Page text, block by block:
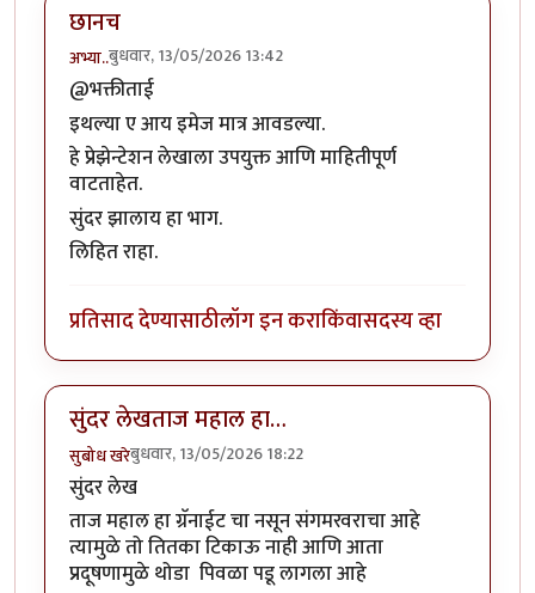
छानच
अभ्या..बुधवार, 13/05/2026 13:42
@भक्तीताई
इथल्या ए आय इमेज मात्र आवडल्या.
हे प्रेझेन्टेशन लेखाला उपयुक्त आणि माहितीपूर्ण
वाटताहेत.
सुंदर झालाय हा भाग.
लिहित राहा.
प्रतिसाद देण्यासाठीलॉग इन कराकिंवासदस्य व्हा
सुंदर लेखताज महाल हा…
सुबोध खरेबुधवार, 13/05/2026 18:22
सुंदर लेख
ताज महाल हा ग्रॅनाईट चा नसून संगमरवराचा आहे
त्यामुळे तो तितका टिकाऊ नाही आणि आता
प्रदूषणामुळे थोडा पिवळा पडू लागला आहे